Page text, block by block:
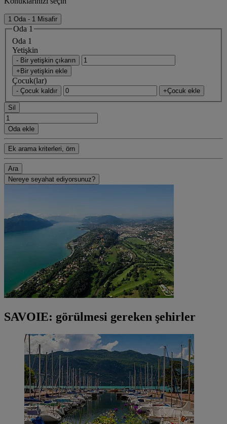
1 Oda - 1 Misafir
Oda 1
Oda 1
Yetişkin
- Bir yetişkin çıkarın
+Bir yetişkin ekle
Çocuk(lar)
- Çocuk kaldır +Çocuk ekle
Sil
Oda ekle
Ek arama kriterleri, örn
Ara
Nereye seyahat ediyorsunuz?
SAVOIE: görülmesi gereken şehirler